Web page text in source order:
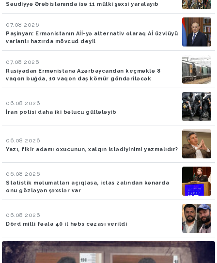
Səudiyyə Ərəbistanında isə 11 mülki şəxsi yaralayıb
07.08.2026
Paşinyan: Ermənistanın Aİİ-yə alternativ olaraq Aİ üzvlüyü
variantı hazırda mövcud deyil
07.08.2026
Rusiyadan Ermənistana Azərbaycandan keçməklə 8
vaqon buğda, 10 vaqon daş kömür göndəriləcək
06.08.2026
İran polisi daha iki bəlucu güllələyib
06.08.2026
Yazı, fikir adamı oxucunun, xalqın istədiyinimi yazmalıdır?
06.08.2026
Statistik məlumatları açıqlasa, iclas zalından kənarda
onu gözləyən şəxslər var
06.08.2026
Dörd milli fəala 40 il həbs cəzası verildi